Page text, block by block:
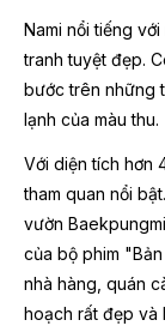
Nami nổi tiếng
tranh tuyệt đẹp.
bước trên những
lạnh của màu thu.
Với diện tích hơn
tham quan nổi
vườn
của bộ phim
nhà hàng, quán
hoạch rất đẹp và